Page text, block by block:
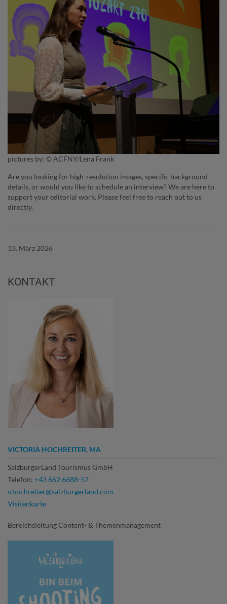
pictures by: © ACFNY/Lena Frank
Are you looking for high-resolution images, specific background
details, or would you like to schedule an interview? We are here to
support your editorial work. Please feel free to reach out to us
directly.
13. März 2026
KONTAKT
VICTORIA HOCHREITER, MA
SalzburgerLand Tourismus GmbH
Telefon: +43 662 6688-57
v.hochreiter@salzburgerland.com
Visitenkarte
Bereichsleitung Content- & Themenmanagement